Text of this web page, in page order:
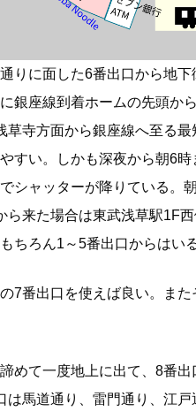
りに面した6番出口から地
銀座線到着ホームの先頭か
草寺方面から銀座線へ至る
すい。しかも深夜から朝6時
シャッターが降りている。
来た場合は東武浅草駅1F
ちろん1～5番出口からはい
7番出口を使えば良い。また
めて一度地上に出て、8番
馬道通り、雷門通り、江